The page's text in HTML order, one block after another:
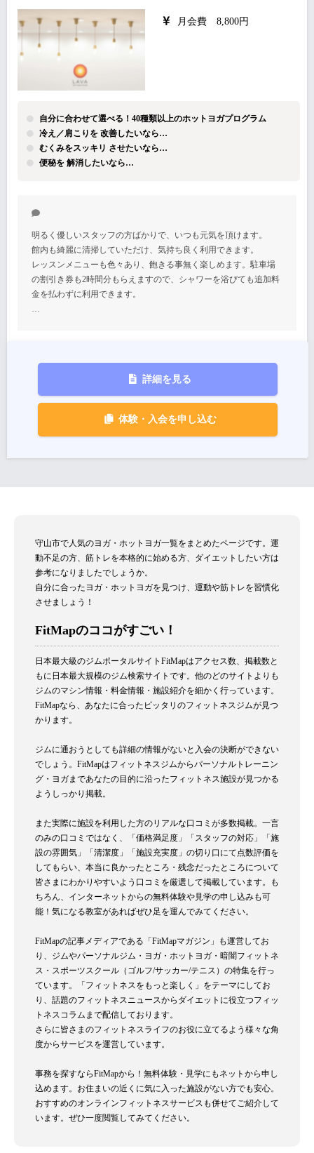
月会費 8,800円
自分に合わせて選べる！40種類以上のホットヨガプログラム
冷え／肩こりを 改善したいなら…
むくみをスッキリ させたいなら…
便秘を 解消したいなら…
明るく優しいスタッフの方ばかりで、いつも元気を頂けます。
館内も綺麗に清掃していただけ、気持ち良く利用できます。
レッスンメニューも色々あり、飽きる事無く楽しめます。駐車場
の割引き券も2時間分もらえますので、シャワーを浴びても追加料
金を払わずに利用できます。
…
詳細を見る
体験・入会を申し込む
守山市で人気のヨガ・ホットヨガ一覧をまとめたページです。運
動不足の方、筋トレを本格的に始める方、ダイエットしたい方は
参考になりましたでしょうか。
自分に合ったヨガ・ホットヨガを見つけ、運動や筋トレを習慣化
させましょう！
FitMapのココがすごい！
日本最大級のジムポータルサイトFitMapはアクセス数、掲載数と
もに日本最大規模のジム検索サイトです。他のどのサイトよりも
ジムのマシン情報・料金情報・施設紹介を細かく行っています。
FitMapなら、あなたに合ったピッタリのフィットネスジムが見つ
かります。
ジムに通おうとしても詳細の情報がないと入会の決断ができない
でしょう。FitMapはフィットネスジムからパーソナルトレーニン
グ・ヨガまであなたの目的に沿ったフィットネス施設が見つかる
ようしっかり掲載。
また実際に施設を利用した方のリアルな口コミが多数掲載。一言
のみの口コミではなく、「価格満足度」「スタッフの対応」「施
設の雰囲気」「清潔度」「施設充実度」の切り口にて点数評価を
してもらい、本当に良かったところ・残念だったところについて
皆さまにわかりやすいよう口コミを厳選して掲載しています。も
ちろん、インターネットからの無料体験や見学の申し込みも可
能！気になる教室があればぜひ足を運んでみてください。
FitMapの記事メディアである「FitMapマガジン」も運営してお
り、ジムやパーソナルジム・ヨガ・ホットヨガ・暗闇フィットネ
ス・スポーツスクール（ゴルフ/サッカー/テニス）の特集を行っ
ています。「フィットネスをもっと楽しく」をテーマにしてお
り、話題のフィットネスニュースからダイエットに役立つフィッ
トネスコラムまで配信しております。
さらに皆さまのフィットネスライフのお役に立てるよう様々な角
度からサービスを運営しています。
事務を探すならFitMapから！無料体験・見学にもネットから申し
込めます。お住まいの近くに気に入った施設がない方でも安心。
おすすめのオンラインフィットネスサービスも併せてご紹介して
います。ぜひ一度閲覧してみてください。